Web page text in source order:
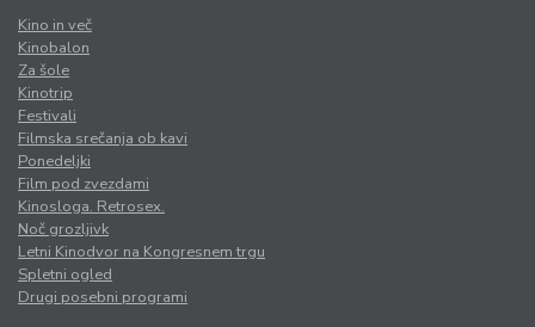
Kino in več
Kinobalon
Za šole
Kinotrip
Festivali
Filmska srečanja ob kavi
Ponedeljki
Film pod zvezdami
Kinosloga. Retrosex.
Noč grozljivk
Letni Kinodvor na Kongresnem trgu
Spletni ogled
Drugi posebni programi